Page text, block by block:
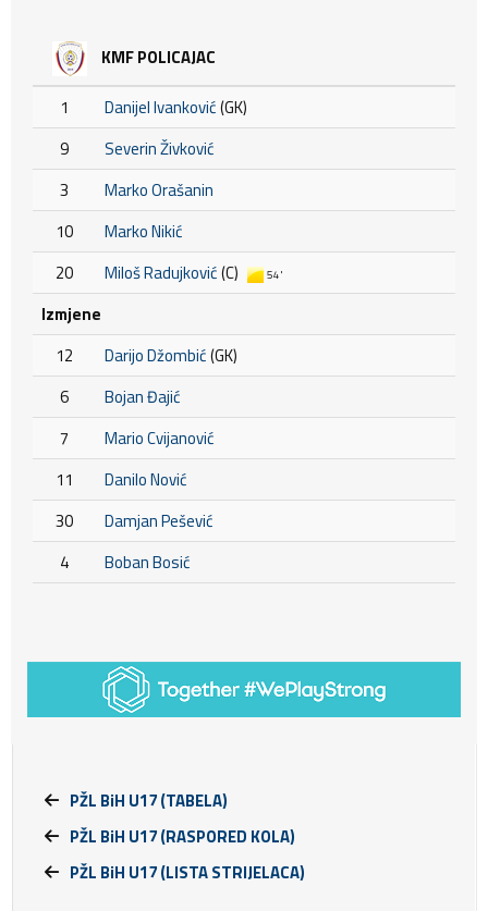
KMF POLICAJAC
1 Danijel Ivanković(GK)
9
Severin Živković
3
Marko Orašanin
10
Marko Nikić
20
Miloš Radujković(C) 54'
Izmjene
12
Darijo Džombić(GK)
6
Bojan Đajić
7
Mario Cvijanović
11
Danilo Nović
30
Damjan Pešević
4
Boban Bosić
PŽL BiH U17 (TABELA)
PŽL BiH U17 (RASPORED KOLA)
PŽL BiH U17 (LISTA STRIJELACA)